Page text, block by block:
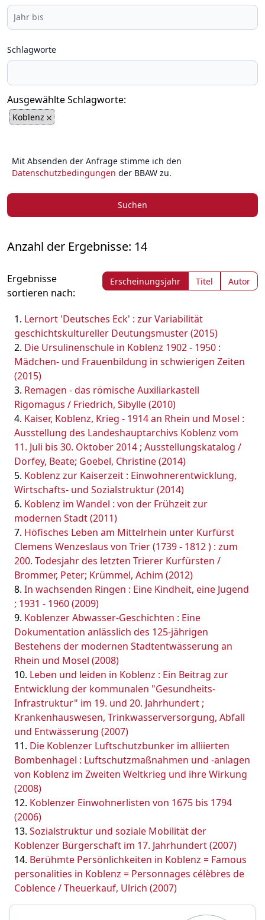
Schlagworte
Ausgewählte Schlagworte:
Koblenz
Mit Absenden der Anfrage stimme ich den
Datenschutzbedingungen der BBAW zu.
Suchen
Anzahl der Ergebnisse: 14
Ergebnisse
sortieren nach:
Erscheinungsjahr Titel Autor
Lernort 'Deutsches Eck' : zur Variabilität
geschichtskultureller Deutungsmuster (2015)
Die Ursulinenschule in Koblenz 1902 - 1950 :
Mädchen- und Frauenbildung in schwierigen Zeiten
(2015)
Remagen - das römische Auxiliarkastell
Rigomagus / Friedrich, Sibylle (2010)
Kaiser, Koblenz, Krieg - 1914 an Rhein und Mosel :
Ausstellung des Landeshauptarchivs Koblenz vom
11. Juli bis 30. Oktober 2014 ; Ausstellungskatalog /
Dorfey, Beate; Goebel, Christine (2014)
Koblenz zur Kaiserzeit : Einwohnerentwicklung,
Wirtschafts- und Sozialstruktur (2014)
Koblenz im Wandel : von der Frühzeit zur
modernen Stadt (2011)
Höfisches Leben am Mittelrhein unter Kurfürst
Clemens Wenzeslaus von Trier (1739 - 1812 ) : zum
200. Todesjahr des letzten Trierer Kurfürsten /
Brommer, Peter; Krümmel, Achim (2012)
In wachsenden Ringen : Eine Kindheit, eine Jugend
; 1931 - 1960 (2009)
Koblenzer Abwasser-Geschichten : Eine
Dokumentation anlässlich des 125-jährigen
Bestehens der modernen Stadtentwässerung an
Rhein und Mosel (2008)
Leben und leiden in Koblenz : Ein Beitrag zur
Entwicklung der kommunalen "Gesundheits-
Infrastruktur" im 19. und 20. Jahrhundert ;
Krankenhauswesen, Trinkwasserversorgung, Abfall
und Entwässerung (2007)
Die Koblenzer Luftschutzbunker im alliierten
Bombenhagel : Luftschutzmaßnahmen und -anlagen
von Koblenz im Zweiten Weltkrieg und ihre Wirkung
(2008)
Koblenzer Einwohnerlisten von 1675 bis 1794
(2006)
Sozialstruktur und soziale Mobilität der
Koblenzer Bürgerschaft im 17. Jahrhundert (2007)
Berühmte Persönlichkeiten in Koblenz = Famous
personalities in Koblenz = Personnages célèbres de
Coblence / Theuerkauf, Ulrich (2007)